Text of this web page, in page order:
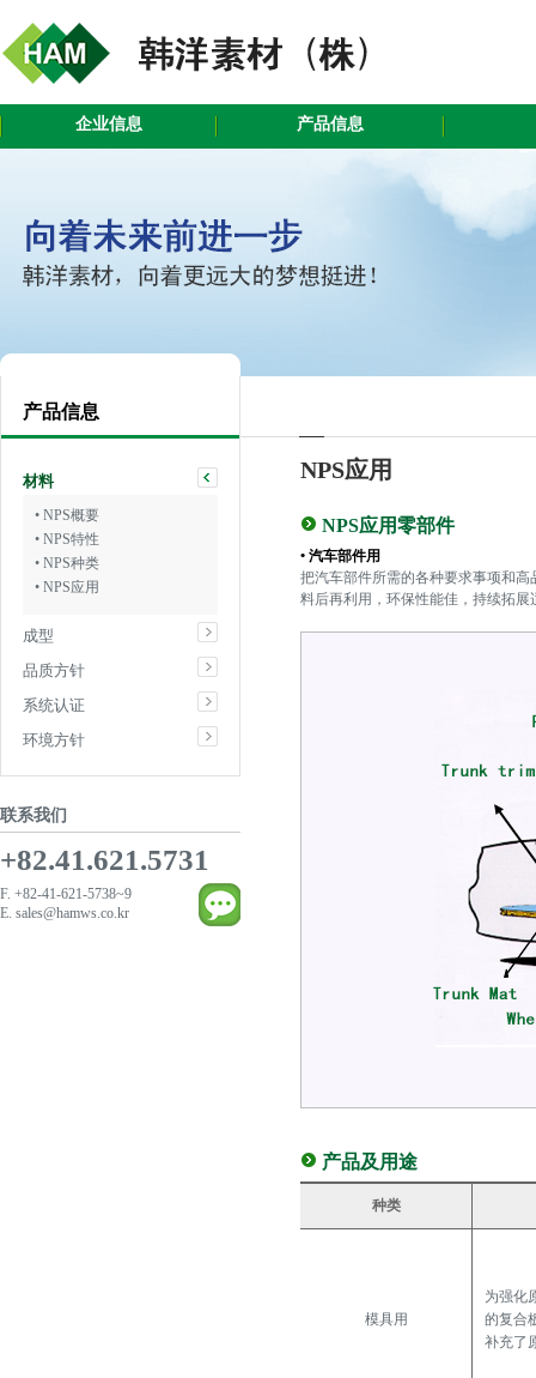
企业信息 产品信息
产品信息
材料
• NPS概要
• NPS特性
• NPS种类
• NPS应用
成型
品质方针
系统认证
环境方针
联系我们
+82.41.621.5731
F. +82-41-621-5738~9
E. sales@hamws.co.kr
NPS应用
NPS应用零部件
• 汽车部件用
把汽车部件所需的各种要求事项和
料后再利用，环保性能佳，持续拓展
产品及用途
种类
模具用
为强化
的复合
补充了